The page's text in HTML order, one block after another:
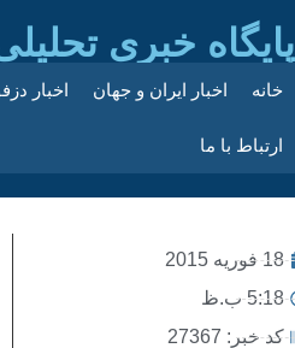
پایگاه خبری
خانه اخبار ایران و جهان اخبار
ارتباط با ما
18 فوریه 2015
5:18 ب.ظ
کد خبر: 27367